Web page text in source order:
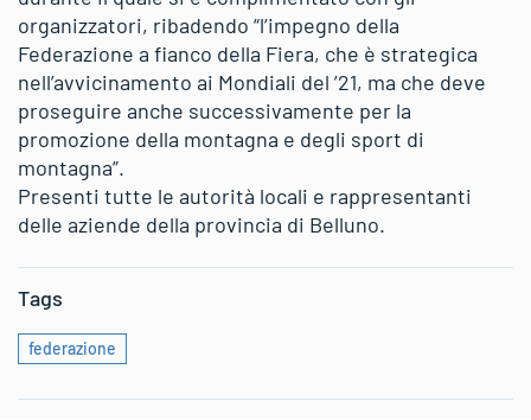
organizzatori, ribadendo “l’impegno della
Federazione a fianco della Fiera, che è strategica
nell’avvicinamento ai Mondiali del ’21, ma che deve
proseguire anche successivamente per la
promozione della montagna e degli sport di
montagna”.
Presenti tutte le autorità locali e rappresentanti
delle aziende della provincia di Belluno.
Tags
federazione